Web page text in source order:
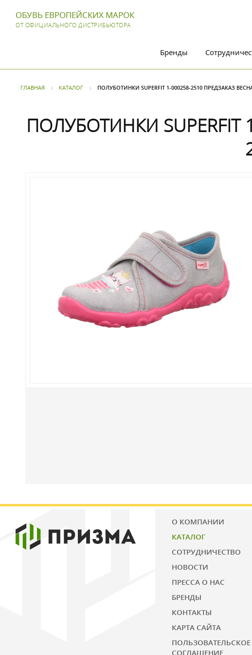
ОБУВЬ ЕВРОПЕЙСКИХ МАРОК
ОТ ОФИЦИАЛЬНОГО ДИСТРИБЬЮТОРА
Бренды
ГЛАВНАЯ КАТАЛОГ ПОЛУБОТИНКИ SUPERFIT 1-000258-2510 ПРЕДЗАКАЗ
ПОЛУБОТИНКИ SUPERFIT
О КОМПАНИИ
КАТАЛОГ
СОТРУДНИЧЕСТВО
НОВОСТИ
ПРЕССА О НАС
БРЕНДЫ
КОНТАКТЫ
КАРТА САЙТА
ПОЛЬЗОВАТЕЛЬСКОЕ
СОГЛАШЕНИЕ